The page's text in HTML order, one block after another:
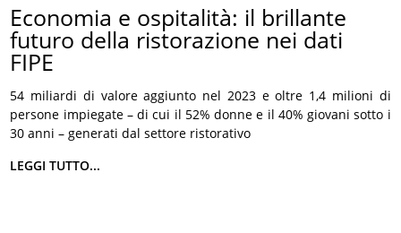
Economia e ospitalità: il brillante
futuro della ristorazione nei dati
FIPE
54 miliardi di valore aggiunto nel 2023 e oltre 1,4 milioni di
persone impiegate – di cui il 52% donne e il 40% giovani sotto i
30 anni – generati dal settore ristorativo
LEGGI TUTTO...